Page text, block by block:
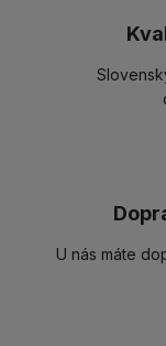
U nás máte